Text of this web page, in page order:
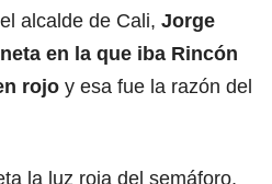
alcalde de Cali, Jorge
en la que iba Rincón
rojo y esa fue la razón del
la luz roja del semáforo,